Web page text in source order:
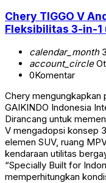
Chery TIGGO V
Fleksibilitas 3-in-1
calendar_month
account_circle
0Komentar
Chery mengungkapkan
GAIKINDO Indonesia
Dirancang untuk
V mengadopsi konsep
elemen SUV, ruang
kendaraan utilitas
“Specially Built for
memperhitungkan